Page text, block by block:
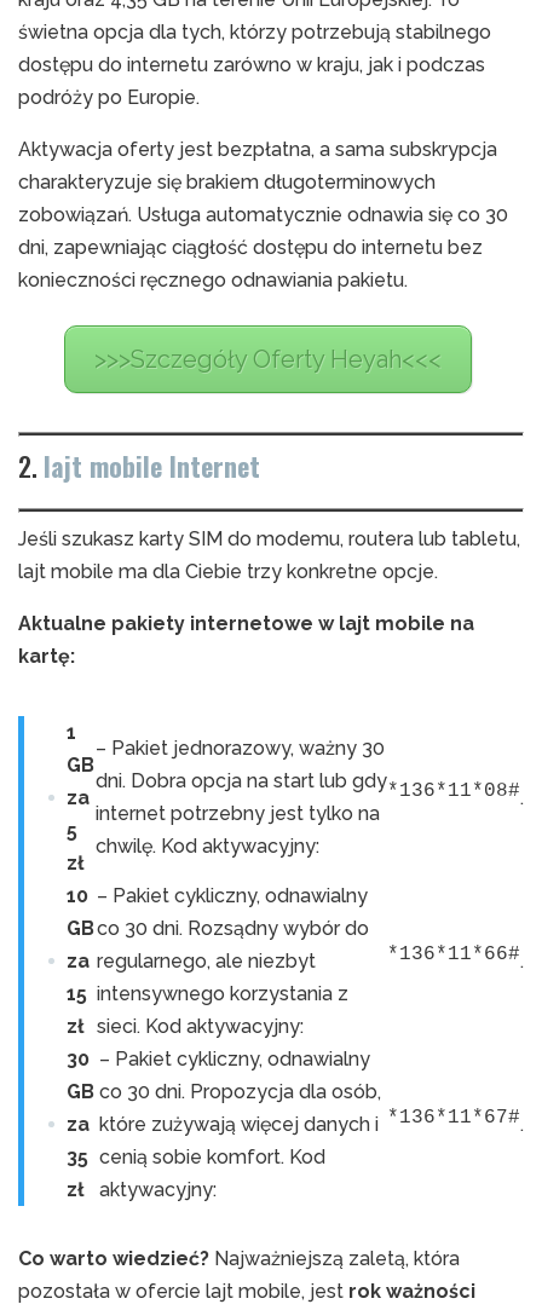
świetna opcja dla tych, którzy potrzebują stabilnego
dostępu do internetu zarówno w kraju, jak i podczas
podróży po Europie.
Aktywacja oferty jest bezpłatna, a sama subskrypcja
charakteryzuje się brakiem długoterminowych
zobowiązań. Usługa automatycznie odnawia się co 30
dni, zapewniając ciągłość dostępu do internetu bez
konieczności ręcznego odnawiania pakietu.
>>>Szczegóły Oferty Heyah<<<
2. lajt mobile Internet
Jeśli szukasz karty SIM do modemu, routera lub tabletu,
lajt mobile ma dla Ciebie trzy konkretne opcje.
Aktualne pakiety internetowe w lajt mobile na
kartę:
1
GB
za
5
zł
– Pakiet jednorazowy, ważny 30
dni. Dobra opcja na start lub gdy
internet potrzebny jest tylko na
chwilę. Kod aktywacyjny:
*136*11*08#.
10
GB
za
15
zł
– Pakiet cykliczny, odnawialny
co 30 dni. Rozsądny wybór do
regularnego, ale niezbyt
intensywnego korzystania z
sieci. Kod aktywacyjny:
*136*11*66#.
30
GB
za
35
zł
– Pakiet cykliczny, odnawialny
co 30 dni. Propozycja dla osób,
które zużywają więcej danych i
cenią sobie komfort. Kod
aktywacyjny:
*136*11*67#.
Co warto wiedzieć? Najważniejszą zaletą, która
pozostała w ofercie lajt mobile, jest rok ważności